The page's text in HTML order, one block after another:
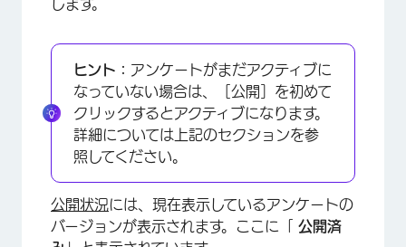
します。
ヒント： アンケートがまだアクティブに
なっていない場合は、［公開］を初めて
クリックするとアクティブになります。
詳細については上記のセクションを参
照してください。
公開状況には、現在表示しているアンケートの
バージョンが表示されます。ここに「 公開済